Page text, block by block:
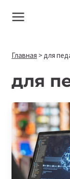
Главная >для
для